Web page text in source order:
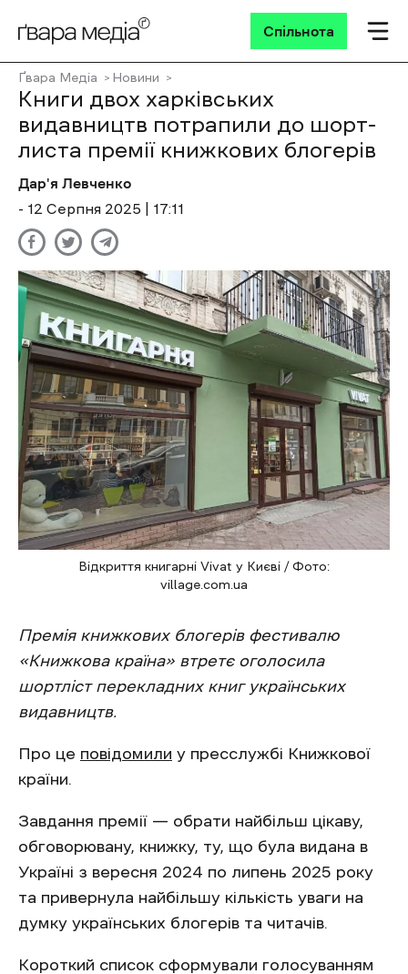
Спільнота
Ґвара Медіа Новини
Книги двох харківських
видавництв потрапили до шорт-
листа премії книжкових блогерів
Дар'я Левченко
- 12 Cерпня 2025 | 17:11
Відкриття книгарні Vivat у Києві / Фото:
village.com.ua
Премія книжкових блогерів фестивалю
«Книжкова країна» втретє оголосила
шортліст перекладних книг українських
видавництв.
Про це повідомили у пресслужбі Книжкової
країни.
Завдання премії — обрати найбільш цікаву,
обговорювану, книжку, ту, що була видана в
Україні з вересня 2024 по липень 2025 року
та привернула найбільшу кількість уваги на
думку українських блогерів та читачів.
Короткий список сформували голосуванням